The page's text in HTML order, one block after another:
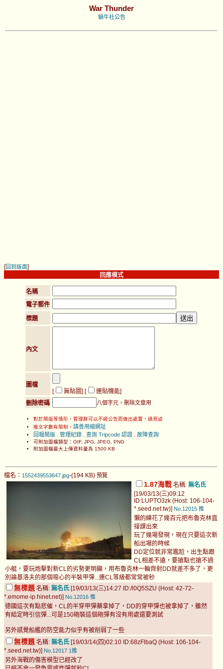
War Thunder
蝸牛社公告
[回到版面]
回應模式
名稱
電子郵件
標題
內文
圖檔
[
無貼圖] [ 連貼機能]
刪除密碼
八個字元，刪除文章用
對於鬧版等情形，管理群可以不經公告而做出處置，請見諒
推文字數有限制， 請善用縮網址
回報鬧版
管理紀錄 查詢 Tripcode 認證 故障查詢
可附加圖檔類型：GIF, JPG, JPEG, PNG
附加圖檔最大上傳資料量為 1500 KB
檔名： 1552439553647.jpg-(194 KB) 預覽
1.87海戰 名稱: 無名氏
[19/03/13(三)09:12
ID:LUPTO3zk (Host: 106-104-
*.seed.net.tw)] No.12015 推
懶的練花了幾百元把布魯克林直
接課出來
玩了幾場發現，現在只要這次新
船出場的時候
DD定位就非常尷尬，出生點跟
CL相差不遠，要搶點也搶不過
小艇，要玩炮擊對新CL的劣勢更明顯，用布魯克林一輪齊射DD就差不多了，更
別論基洛夫的那個噁心的半裝甲彈...連CL等級都常常被秒
無標題 名稱: 無名氏 [19/03/13(三)14:27 ID:/l0Q5SZU (Host: 42-72-
*.emome-ip.hinet.net)] No.12016 推
德國這次有點悲催，CL的半穿甲彈藥拿掉了，DD的穿甲彈也被拿掉了，雖然
有給定時引信彈...可是150砲裝這個砲彈有沒有用處還要測試
另外感覺船艦的防空能力似乎有被削弱了一些
無標題 名稱: 無名氏 [19/03/14(四)02:10 ID:68zFlbaQ (Host: 106-104-
*.seed.net.tw)] No.12017 1推
另外海戰的傷害模型已經改了